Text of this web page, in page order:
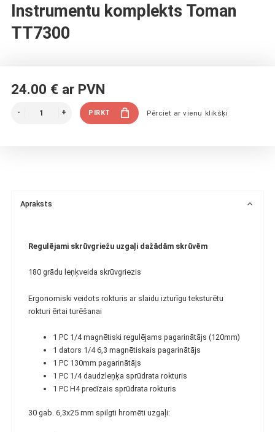
Instrumentu komplekts Toman
TT7300
24.00 € ar PVN
PIRKT Pērciet ar vienu klikšķi
Apraksts
Regulējami skrūvgriežu uzgaļi dažādām skrūvēm
180 grādu leņķveida skrūvgriezis
Ergonomiski veidots rokturis ar slaidu izturīgu teksturētu
rokturi ērtai turēšanai
1 PC 1/4 magnētiski regulējams pagarinātājs (120mm)
1 dators 1/4 6,3 magnētiskais pagarinātājs
1 PC 130mm pagarinātājs
1 PC 1/4 daudzleņķa sprūdrata rokturis
1 PC H4 precīzais sprūdrata rokturis
30 gab. 6,3x25 mm spilgti hromēti uzgaļi: